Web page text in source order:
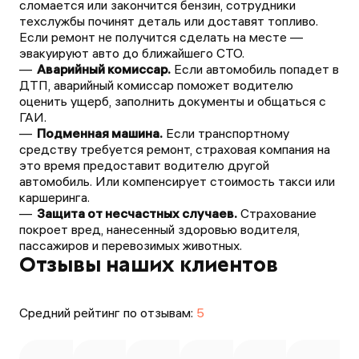
сломается или закончится бензин, сотрудники
техслужбы починят деталь или доставят топливо.
Если ремонт не получится сделать на месте —
эвакуируют авто до ближайшего СТО.
Аварийный комиссар. Если автомобиль попадет в
ДТП, аварийный комиссар поможет водителю
оценить ущерб, заполнить документы и общаться с
ГАИ.
Подменная машина. Если транспортному
средству требуется ремонт, страховая компания на
это время предоставит водителю другой
автомобиль. Или компенсирует стоимость такси или
каршеринга.
Защита от несчастных случаев. Страхование
покроет вред, нанесенный здоровью водителя,
пассажиров и перевозимых животных.
Отзывы наших клиентов
Средний рейтинг по отзывам: 5